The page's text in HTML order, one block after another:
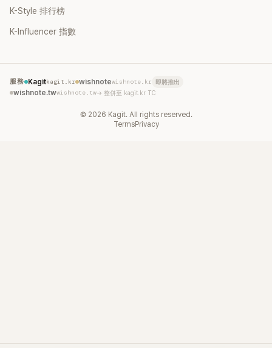
K-Style 排行榜
K-Influencer 指數
服務 Kagitkagit.kr wishnotewishnote.kr 即將推出
wishnote.twwishnote.tw→ 整併至 kagit.kr TC
© 2026 Kagit. All rights reserved.
TermsPrivacy